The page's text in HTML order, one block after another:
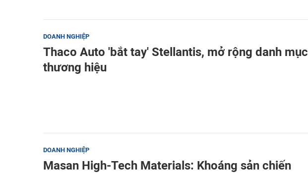
DOANH NGHIỆP
Thaco Auto 'bắt tay' Stellantis, mở rộng danh mục
thương hiệu
DOANH NGHIỆP
Masan High-Tech Materials: Khoáng sản chiến